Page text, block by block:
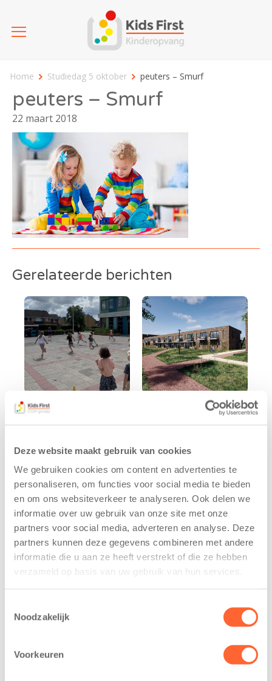
Deze website maakt gebruik van cookies
We gebruiken cookies om content en advertenties te
personaliseren, om functies voor social media te bieden
en om ons websiteverkeer te analyseren. Ook delen we
informatie over uw gebruik van onze site met onze
partners voor social media, adverteren en analyse. Deze
partners kunnen deze gegevens combineren met andere
informatie die u aan ze heeft verstrekt of die ze hebben
verzameld op basis van uw gebruik van hun services.
Noodzakelijk
Voorkeuren
Home Studiedag 5 oktober peuters – Smurf
peuters – Smurf
22 maart 2018
Gerelateerde berichten
Westerburcht
trainen alvast
voor Kids First
Mini 4 Mijl
7 augustus 2026
Eelde, 6 augustus
2026 – Kinderen
van BSO De
Westerburcht in
Eelde trainden
voor de Kids First
koopcontract
voor nieuw
kindcentrum in
wijk Wiarda in
Leeuwarden
11 juni 2026
Leeuwarden –
Kids First
Kinderopvang
realisatie van een